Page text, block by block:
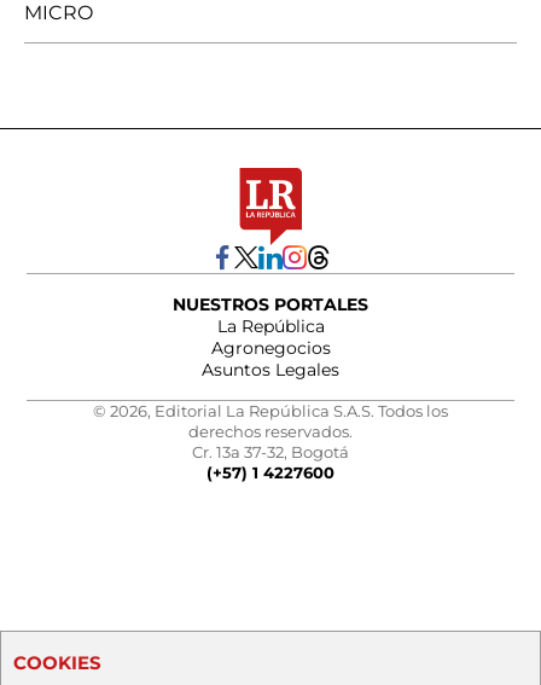
MICRO
NUESTROS PORTALES
La República
Agronegocios
Asuntos Legales
© 2026, Editorial La República S.A.S. Todos los
derechos reservados.
Cr. 13a 37-32, Bogotá
(+57) 1 4227600
COOKIES